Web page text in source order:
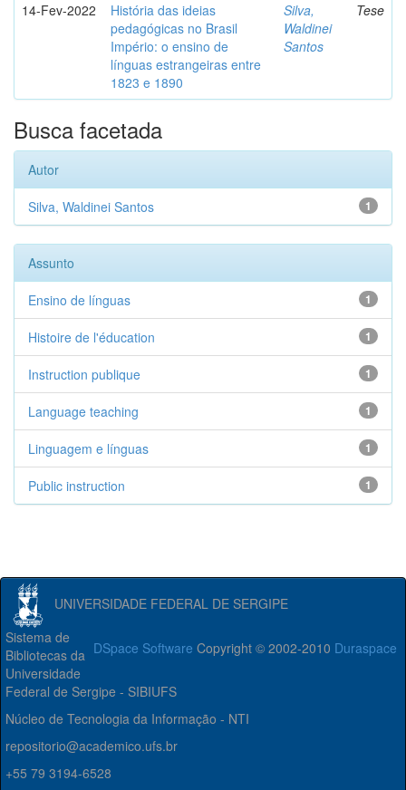
14-Fev-2022
História das ideias
pedagógicas no Brasil
Império: o ensino de
línguas estrangeiras entre
1823 e 1890
Silva,
Waldinei
Santos
Tese
Busca facetada
Autor
1
Silva, Waldinei Santos
Assunto
1
Ensino de línguas
1
Histoire de l'éducation
1
Instruction publique
1
Language teaching
1
Linguagem e línguas
1
Public instruction
UNIVERSIDADE FEDERAL DE SERGIPE
DSpace Software Copyright © 2002-2010 Duraspace
Sistema de
Bibliotecas da
Universidade
Federal de Sergipe - SIBIUFS
Núcleo de Tecnologia da Informação - NTI
repositorio@academico.ufs.br
+55 79 3194-6528